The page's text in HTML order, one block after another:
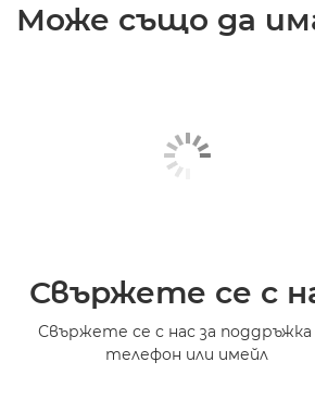
Може също да
Свържете се с
Свържете се с нас за поддръжка
телефон или имейл